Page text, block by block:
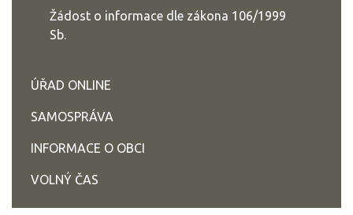
Žádost o informace dle zákona 106/1999
Sb.
ÚŘAD ONLINE
SAMOSPRÁVA
INFORMACE O OBCI
VOLNÝ ČAS